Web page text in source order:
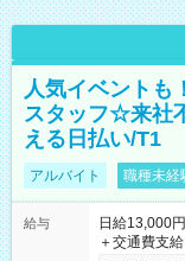
人気イベントも
スタッフ☆来社
える日払い/T1
アルバイト 職種未経
給与
日給13,000
＋交通費支給 ★交通費全額支給！ ┗案件により規定あり ★日払